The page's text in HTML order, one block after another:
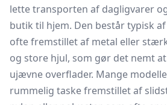
lette transporten af dagligvarer
butik til hjem. Den består typisk
ofte fremstillet af metal eller
og store hjul, som gør det nemt
ujævne overflader. Mange
rummelig taske fremstillet af